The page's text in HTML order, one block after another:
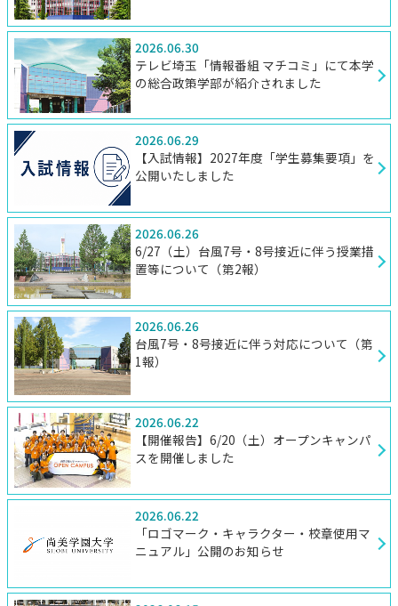
2026.06.30
テレビ埼玉「情報番組 マチコミ」にて本学
の総合政策学部が紹介されました
2026.06.29
【入試情報】2027年度「学生募集要項」を
公開いたしました
2026.06.26
6/27（土）台風7号・8号接近に伴う授業措
置等について（第2報）
2026.06.26
台風7号・8号接近に伴う対応について（第
1報）
2026.06.22
【開催報告】6/20（土）オープンキャンパ
スを開催しました
2026.06.22
「ロゴマーク・キャラクター・校章使用マ
ニュアル」公開のお知らせ